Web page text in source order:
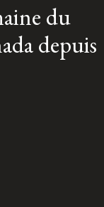
du
depuis